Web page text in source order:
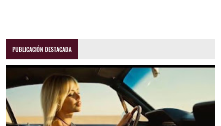
PUBLICACIÓN DESTACADA